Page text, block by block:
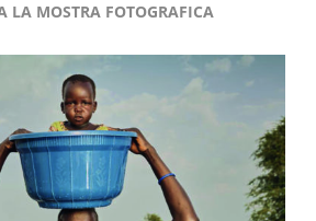
LA MOSTRA FOTOGRAFICA